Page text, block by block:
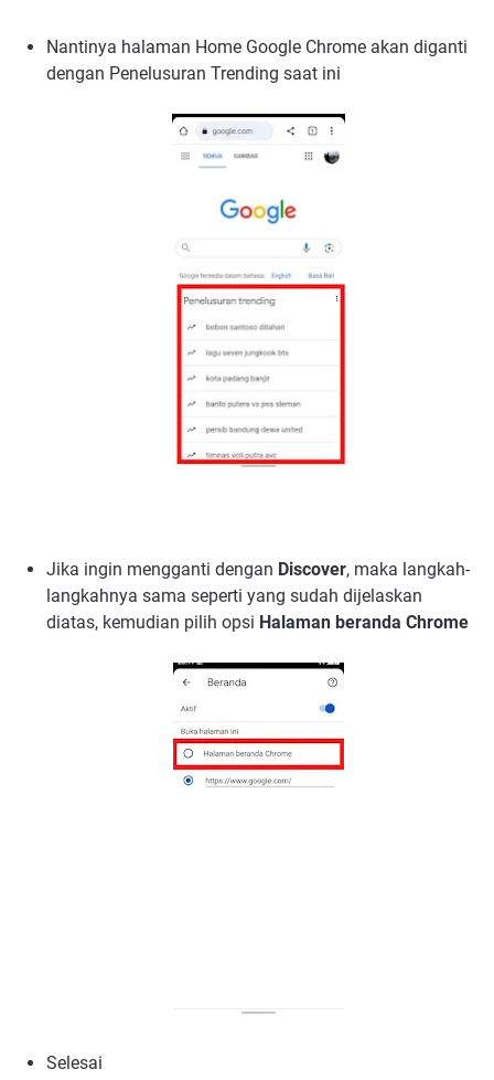
Nantinya halaman Home Google Chrome akan diganti
dengan Penelusuran Trending saat ini
Jika ingin mengganti dengan Discover, maka langkah-
langkahnya sama seperti yang sudah dijelaskan
diatas, kemudian pilih opsi Halaman beranda Chrome
Selesai